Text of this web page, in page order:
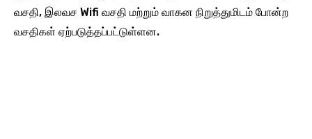
வசதி, இலவச Wifi வசதி மற்றும் வாகன நிறுத்துமிடம் போன்ற
வசதிகள் ஏற்படுத்தப்பட்டுள்ளன.